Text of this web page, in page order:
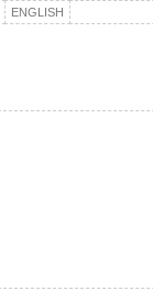
ENGLISH